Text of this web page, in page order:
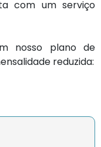
com um serviço
nosso plano de
reduzida: